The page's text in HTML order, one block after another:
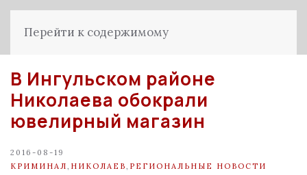
Перейти к содержимому
В Ингульском районе
Николаева обокрали
ювелирный магазин
2016-08-19
КРИМИНАЛ НИКОЛАЕВ РЕГИОНАЛЬНЫЕ НОВОСТИ